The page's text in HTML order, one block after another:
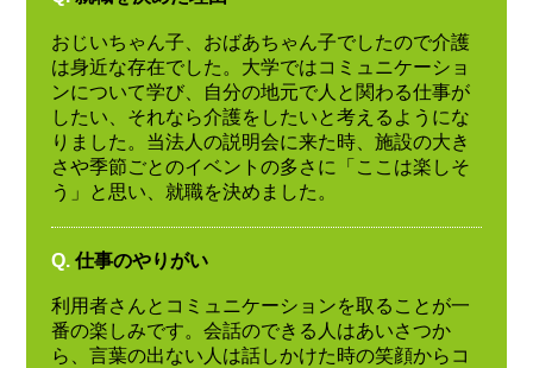
おじいちゃん子、おばあちゃん子でしたので介護
は身近な存在でした。大学ではコミュニケーショ
ンについて学び、自分の地元で人と関わる仕事が
したい、それなら介護をしたいと考えるようにな
りました。当法人の説明会に来た時、施設の大き
さや季節ごとのイベントの多さに「ここは楽しそ
う」と思い、就職を決めました。
Q. 仕事のやりがい
利用者さんとコミュニケーションを取ることが一
番の楽しみです。会話のできる人はあいさつか
ら、言葉の出ない人は話しかけた時の笑顔からコ